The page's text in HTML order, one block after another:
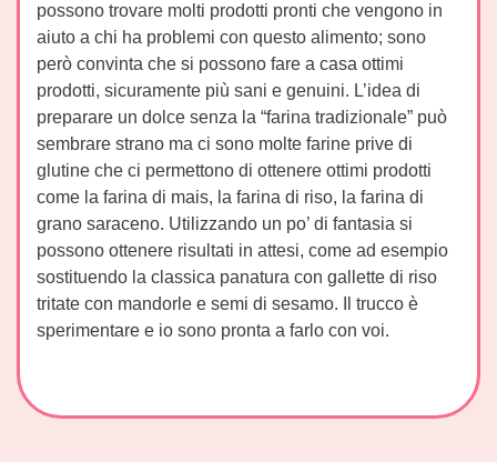
possono trovare molti prodotti pronti che vengono in
aiuto a chi ha problemi con questo alimento; sono
però convinta che si possono fare a casa ottimi
prodotti, sicuramente più sani e genuini. L’idea di
preparare un dolce senza la “farina tradizionale” può
sembrare strano ma ci sono molte farine prive di
glutine che ci permettono di ottenere ottimi prodotti
come la farina di mais, la farina di riso, la farina di
grano saraceno. Utilizzando un po’ di fantasia si
possono ottenere risultati in attesi, come ad esempio
sostituendo la classica panatura con gallette di riso
tritate con mandorle e semi di sesamo. Il trucco è
sperimentare e io sono pronta a farlo con voi.